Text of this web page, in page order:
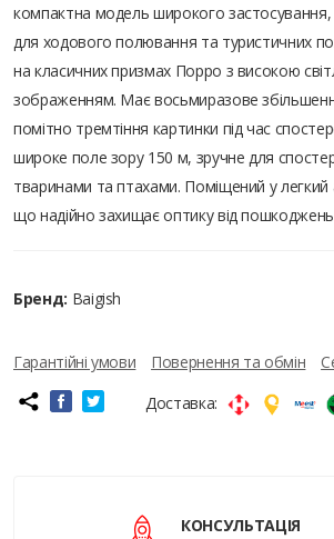
компактна модель широкого застосування,
для ходового полювання та туристичних
на класичних призмах Порро з високою
зображенням. Має восьмиразове
помітно тремтіння картинки під час
широке поле зору 150 м, зручне для
тваринами та птахами. Поміщений у легкий
що надійно захищає оптику від
Бренд: Baigish
Гарантійні умови Повернення та обмін
Доставка:
КОНСУЛЬТАЦІЯ